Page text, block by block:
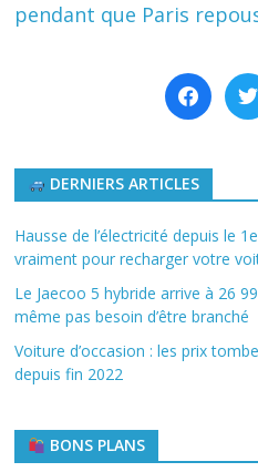
pendant que Paris
facebook
DERNIERS ARTICLES
Hausse de l’électricité depuis le
vraiment pour recharger votre
Le Jaecoo 5 hybride arrive à 26
même pas besoin d’être branché
Voiture d’occasion : les prix
depuis fin 2022
BONS PLANS